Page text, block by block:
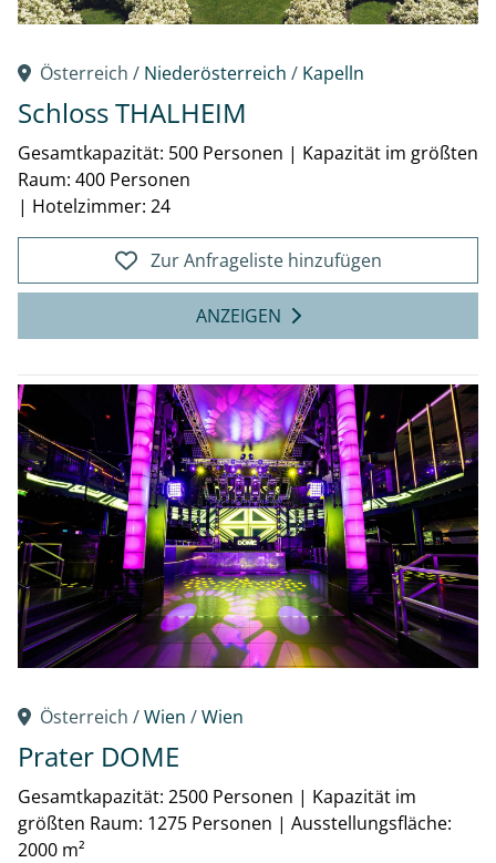
Österreich / Niederösterreich / Kapelln
Schloss THALHEIM
Gesamtkapazität: 500 Personen | Kapazität im größten
Raum: 400 Personen
| Hotelzimmer: 24
Zur Anfrageliste hinzufügen
ANZEIGEN
Österreich /Wien /Wien
Prater DOME
Gesamtkapazität: 2500 Personen | Kapazität im
größten Raum: 1275 Personen | Ausstellungsfläche:
2000 m²